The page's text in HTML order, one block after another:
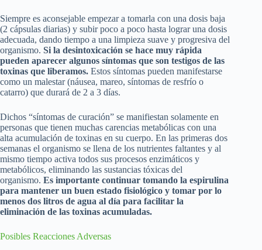
Siempre es aconsejable empezar a tomarla con una dosis baja
(2 cápsulas diarias) y subir poco a poco hasta lograr una dosis
adecuada, dando tiempo a una limpieza suave y progresiva del
organismo. Si la desintoxicación se hace muy rápida
pueden aparecer algunos síntomas que son testigos de las
toxinas que liberamos. Estos síntomas pueden manifestarse
como un malestar (náusea, mareo, síntomas de resfrío o
catarro) que durará de 2 a 3 días.
Dichos “síntomas de curación” se manifiestan solamente en
personas que tienen muchas carencias metabólicas con una
alta acumulación de toxinas en su cuerpo. En las primeras dos
semanas el organismo se llena de los nutrientes faltantes y al
mismo tiempo activa todos sus procesos enzimáticos y
metabólicos, eliminando las sustancias tóxicas del
organismo. Es importante continuar tomando la espirulina
para mantener un buen estado fisiológico y tomar por lo
menos dos litros de agua al día para facilitar la
eliminación de las toxinas acumuladas.
Posibles Reacciones Adversas